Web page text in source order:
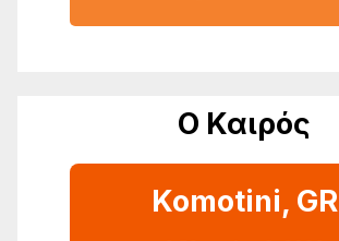
Ο Καιρός
Komotini, GR